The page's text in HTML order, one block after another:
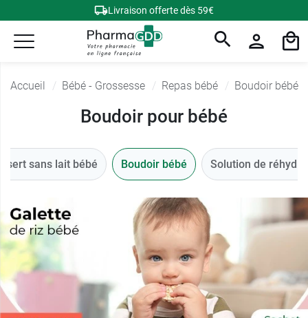
Livraison offerte dès 59€
Accueil Bébé - Grossesse Repas bébé Boudoir bébé
Boudoir pour bébé
sans lait bébé Boudoir bébé Solution de